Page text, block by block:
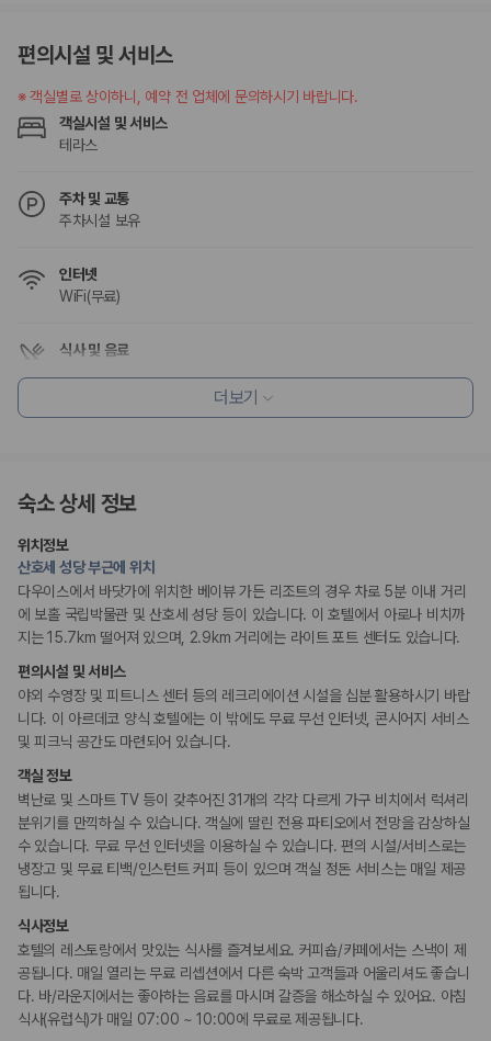
단체 여행이나 4인 이상 가족 여행에 적합하며 인원수, 짐 공간, 보
험 조건을 함께 확인해야 합니다.
제주렌트카 보험까지 비교해야 진짜 가격비교입
동일한 차량이라도 보험 조건에 따라 실제 부담 금액이 달라질 수 있습니
다. 카모아는 제주 렌트카 가격뿐 아니라 일반자차, 완전자차, 슈퍼자차 조
일반자차:
완전자차:보상 한도 내에서 면책금 부담이 줄어드는 보험 조건입니
슈퍼자차:더 높은 보장 조건을 원하는 사용자에게 적합합니다.
2000만 고객이 선택한 렌트카 가격비교 플랫폼
누적 이용 고객수
20,871,562
사용자 리뷰
175,206건
예약 가능 차량
67,123
대
전국 렌트카 지점
1,829개
제주렌트카 가격비교 자주 묻는 질문
Q. 제주렌트카 가격비교는 카모아에서 어떻게 하나요?
보험 조건, 예약 가능 차량을 한 번에 비교할 수 있습니다.
Q. 제주 렌트카 최저가는 무엇을 기준으로 비교해야 하나요?
Q. 제주공항 근처 렌트카도 비교할 수 있나요?
Q. 제주 렌트카 가격비교 시 보험도 함께 비교할 수 있나요?
Q. 가족 여행에는 어떤 제주 렌트카를 비교해야 하나요?
제주렌트카 가격비교 주요 링크
제주도 렌트카 실시간 최저가 가격비교
제주 렌트카 예약
국내 렌트카 가격비교
해외 렌트카 가격비교
편의시설 및 서비스
※객실별로 상이하니, 예약 전 업체에 문의하시기 바랍니다.
객실시설 및 서비스
테라스
주차 및 교통
주차시설 보유
인터넷
WiFi(무료)
식사 및 음료
테라스
피크닉 공간
정원
리셉션 서비스
콘시어지 서비스
프런트데스크 24시간 운영
웰빙 및 피트니스
피트니스/헬스시설
시설 내 놀이터
장애인 편의시설
휠체어로 이용가능한 주차장
휠체어 이용 가능 화장실
흡연 시설
지정 흡연 구역
기타
더보기
숙소 상세 정보
위치정보
산호세 성당 부근에 위치
다우이스에서 바닷가에 위치한 베이뷰 가든 리조트의 경우 차로 5분 이내 거리
에 보홀 국립박물관 및 산호세 성당 등이 있습니다. 이 호텔에서 아로나 비치까
지는 15.7km 떨어져 있으며, 2.9km 거리에는 라이트 포트 센터도 있습니다.
편의시설 및 서비스
야외 수영장 및 피트니스 센터 등의 레크리에이션 시설을 십분 활용하시기 바랍
니다. 이 아르데코 양식 호텔에는 이 밖에도 무료 무선 인터넷, 콘시어지 서비스
및 피크닉 공간도 마련되어 있습니다.
객실 정보
벽난로 및 스마트 TV 등이 갖추어진 31개의 각각 다르게 가구 비치에서 럭셔리
분위기를 만끽하실 수 있습니다. 객실에 딸린 전용 파티오에서 전망을 감상하실
수 있습니다. 무료 무선 인터넷을 이용하실 수 있습니다. 편의 시설/서비스로는
냉장고 및 무료 티백/인스턴트 커피 등이 있으며 객실 정돈 서비스는 매일 제공
됩니다.
식사정보
호텔의 레스토랑에서 맛있는 식사를 즐겨보세요. 커피숍/카페에서는 스낵이 제
공됩니다. 매일 열리는 무료 리셉션에서 다른 숙박 고객들과 어울리셔도 좋습니
다. 바/라운지에서는 좋아하는 음료를 마시며 갈증을 해소하실 수 있어요. 아침
식사(유럽식)가 매일 07:00 ~ 10:00에 무료로 제공됩니다.